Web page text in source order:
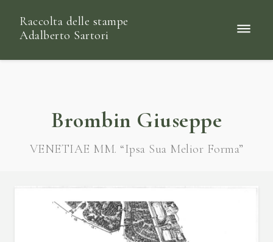
Raccolta delle stampe
Adalberto Sartori
Brombin Giuseppe
VENETIAE MM. “Ipsa Sua Melior Forma”